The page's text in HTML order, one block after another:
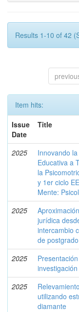
Results 1-10 of 42
Item hits:
Issue
Date
Title
2025
Innovando
Educativa a
la
y 1er ciclo
Mente:
2025
jurídica
intercambio
de postgrado
2025
2025
utilizando
diamante